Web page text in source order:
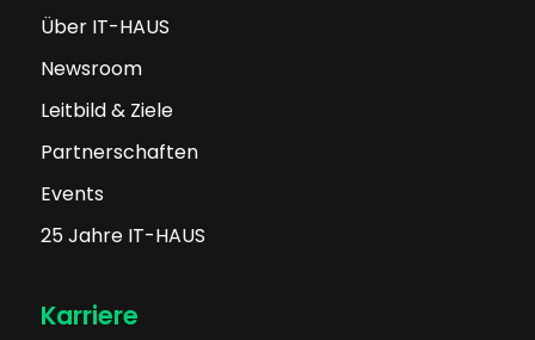
Über IT-HAUS
Newsroom
Leitbild & Ziele
Partnerschaften
Events
25 Jahre IT-HAUS
Karriere